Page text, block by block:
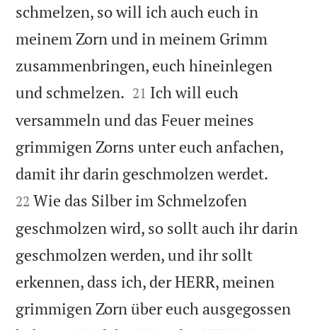
schmelzen, so will ich auch euch in
meinem Zorn und in meinem Grimm
zusammenbringen, euch hineinlegen
und schmelzen. 

21 Ich will euch
versammeln und das Feuer meines
grimmigen Zorns unter euch anfachen,
damit ihr darin geschmolzen werdet.
22 Wie das Silber im Schmelzofen
geschmolzen wird, so sollt auch ihr darin
geschmolzen werden, und ihr sollt
erkennen, dass ich, der HERR, meinen
grimmigen Zorn über euch ausgegossen